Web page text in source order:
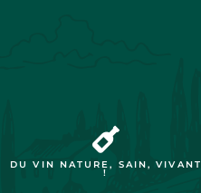
DU VIN NATURE, SAIN, VIVANT
!